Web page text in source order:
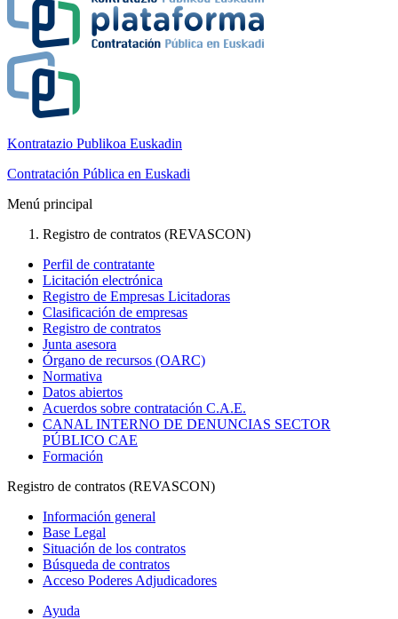
Kontratazio Publikoa Euskadin
Contratación Pública en Euskadi
Menú principal
Registro de contratos (REVASCON)
Perfil de contratante
Licitación electrónica
Registro de Empresas Licitadoras
Clasificación de empresas
Registro de contratos
Junta asesora
Órgano de recursos (OARC)
Normativa
Datos abiertos
Acuerdos sobre contratación C.A.E.
CANAL INTERNO DE DENUNCIAS SECTOR
PÚBLICO CAE
Formación
Registro de contratos (REVASCON)
Información general
Base Legal
Situación de los contratos
Búsqueda de contratos
Acceso Poderes Adjudicadores
Ayuda